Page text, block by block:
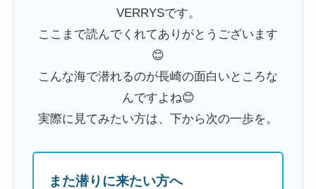
VERRYSです。
ここまで読んでくれてありがとうございます
😊
こんな海で潜れるのが長崎の面白いところな
んですよね😊
実際に見てみたい方は、下から次の一歩を。
また潜りに来たい方へ